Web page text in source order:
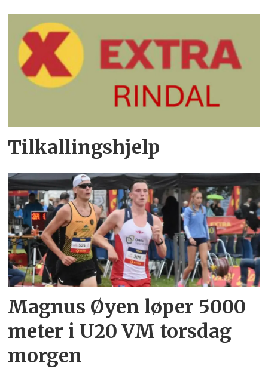
Tilkallingshjelp
Magnus Øyen løper 5000
meter i U20 VM torsdag
morgen